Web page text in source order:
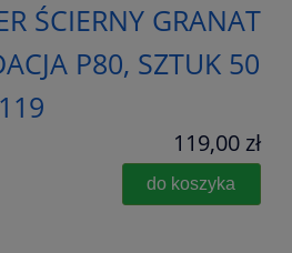
ŚCIERNY GRANAT
P80, SZTUK 50
119,00 zł
do koszyka